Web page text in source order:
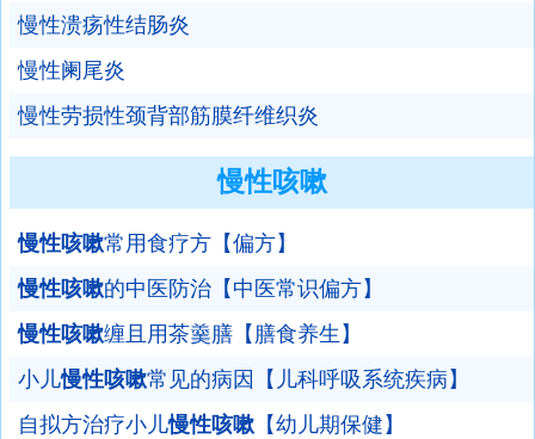
慢性溃疡性结肠炎
慢性阑尾炎
慢性劳损性颈背部筋膜纤维织炎
慢性咳嗽
慢性咳嗽常用食疗方【偏方】
慢性咳嗽的中医防治【中医常识偏方】
慢性咳嗽缠且用茶羹膳【膳食养生】
小儿慢性咳嗽常见的病因【儿科呼吸系统疾病】
自拟方治疗小儿慢性咳嗽 【幼儿期保健】